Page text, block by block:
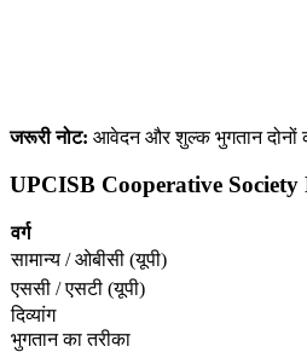
जरूरी नोट: आवेदन और शुल्क भुगतान दोनों
UPCISB Cooperative
वर्ग
सामान्य / ओबीसी (यूपी)
एससी / एसटी (यूपी)
दिव्यांग
भुगतान का तरीका